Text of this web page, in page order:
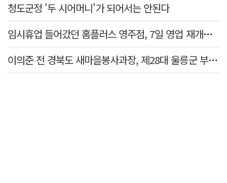
청도군정 '두 시어머니'가 되어서는 안된다
임시휴업 들어갔던 홈플러스 영주점, 7일 영업 재개…지하 1층만 운영
이의준 전 경북도 새마을봉사과장, 제28대 울릉군 부군수 취임